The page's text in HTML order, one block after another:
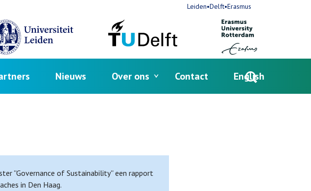
Open
Nieuws Over ons Contact English
Leiden•Delft•Erasmus
''Governance of Sustainability'' een rapport
in Den Haag.